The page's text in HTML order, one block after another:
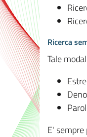
Ricerca
Tale
E'